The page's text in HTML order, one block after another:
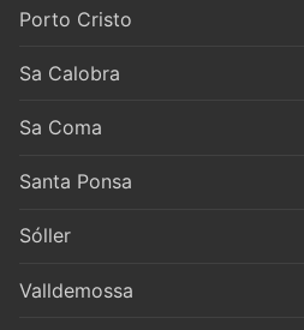
Porto Cristo
Sa Calobra
Sa Coma
Santa Ponsa
Sóller
Valldemossa